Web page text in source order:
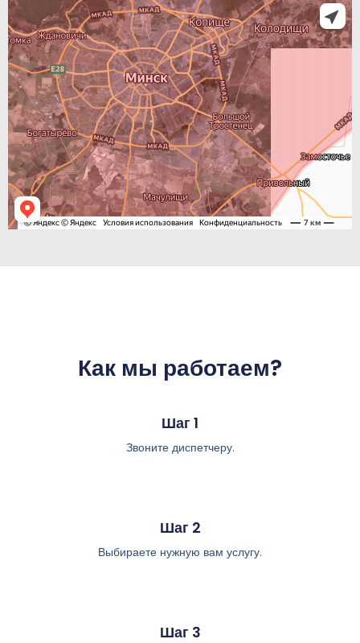
Как мы работаем?
Шаг 1
Звоните диспетчеру.
Шаг 2
Выбираете нужную вам услугу.
Шаг 3